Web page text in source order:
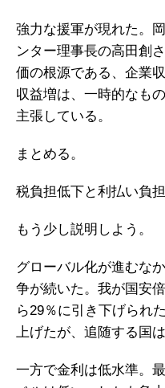
強力な援軍が現れた。
ンター理事長の高田創
価の根源である、企業
収益増は、一時的なも
主張している。
まとめる。
税負担低下と利払い負担
もう少し説明しよう。
グローバル化が進むな
争が続いた。我が国安
ら29％に引き下げられ
上げたが、追随する国は
一方で金利は低水準。